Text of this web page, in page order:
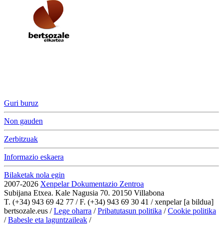
Guri buruz
Non gauden
Zerbitzuak
Informazio eskaera
Bilaketak nola egin
2007-2026 Xenpelar Dokumentazio Zentroa
Subijana Etxea. Kale Nagusia 70. 20150 Villabona
T. (+34) 943 69 42 77 / F. (+34) 943 69 30 41 / xenpelar [a bildua]
bertsozale.eus /Lege oharra /Pribatutasun politika /Cookie politika
/Babesle eta laguntzaileak /